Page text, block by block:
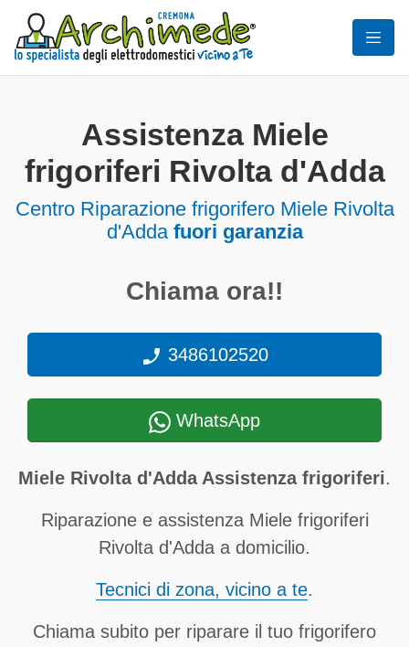
Assistenza Miele
frigoriferi Rivolta d'Adda
Centro Riparazione frigorifero Miele Rivolta
d'Adda fuori garanzia
Chiama ora!!
3486102520
WhatsApp
Miele Rivolta d'Adda Assistenza frigoriferi.
Riparazione e assistenza Miele frigoriferi
Rivolta d'Adda a domicilio.
Tecnici di zona, vicino a te.
Chiama subito per riparare il tuo frigorifero